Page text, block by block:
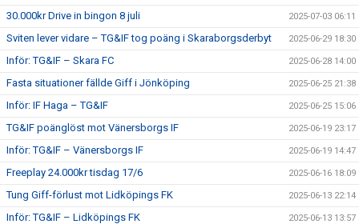
30.000kr Drive in bingon 8 juli 2025-07-03 06:11
Sviten lever vidare – TG&IF tog poäng i Skaraborgsderbyt 2025-06-29 18:30
Inför: TG&IF – Skara FC 2025-06-28 14:00
Fasta situationer fällde Giff i Jönköping 2025-06-25 21:38
Inför: IF Haga – TG&IF 2025-06-25 15:06
TG&IF poänglöst mot Vänersborgs IF 2025-06-19 23:17
Inför: TG&IF – Vänersborgs IF 2025-06-19 14:47
Freeplay 24.000kr tisdag 17/6 2025-06-16 18:09
Tung Giff-förlust mot Lidköpings FK 2025-06-13 22:14
Inför: TG&IF – Lidköpings FK 2025-06-13 13:57